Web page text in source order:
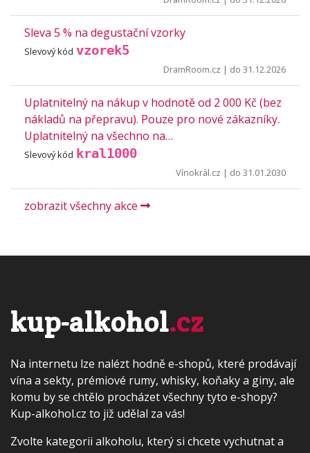
Sleva 5 % na degustační vzorky
Slevový kód vzorek5
DramRoom.cz | do 31.12.2026
Uplatnitelný na nákup v hodnotě od 2 000 Kč (bez
nákladů na přepravu). Pouze pro nové zákazníky.
Uplatnitelný na všechno na…
Slevový kód kral1000
Vínokrál.cz | do 31.01.2030
zobrazit všechny akce
kup-alkohol.cz
Na internetu lze nalézt hodně e-shopů, které prodávají
vína a sekty, prémiové rumy, whisky, koňaky a giny, ale
komu by se chtělo procházet všechny tyto e-shopy?
Kup-alkohol.cz to již udělal za vás!
Zvolte kategorii alkoholu, který si chcete vychutnat a